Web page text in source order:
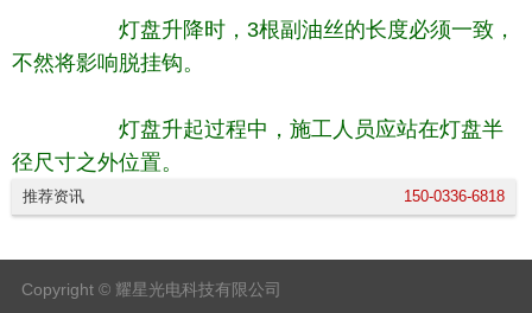
灯盘升降时，3根副油丝的长度必须一致，
不然将影响脱挂钩。
灯盘升起过程中，施工人员应站在灯盘半
径尺寸之外位置。
推荐资讯 150-0336-6818
Copyright © 耀星光电科技有限公司